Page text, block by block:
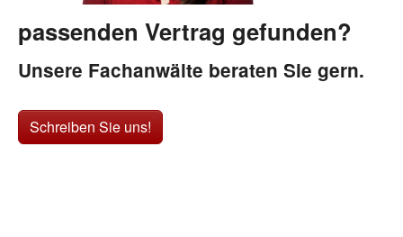
passenden Vertrag gefunden?
Unsere Fachanwälte beraten Sie gern.
Schreiben Sie uns!